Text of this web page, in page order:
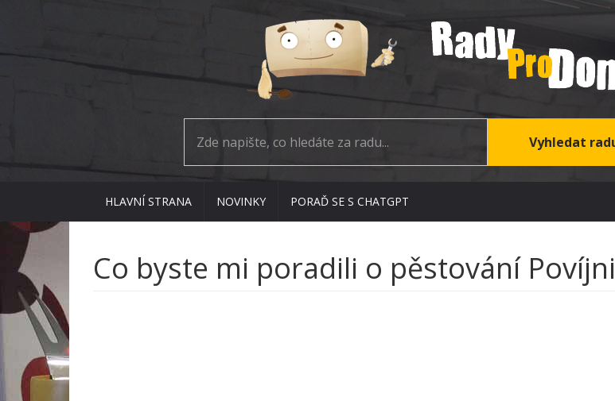
HLAVNÍ STRANA NOVINKY PORAĎ SE S CHATGPT
Co byste mi poradili o pěstování